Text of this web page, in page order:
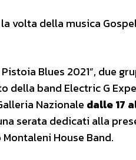
volta della musica
Blues 2021”, due
della band Electric G
Nazionale dalle 17
serata dedicati alla
House Band.